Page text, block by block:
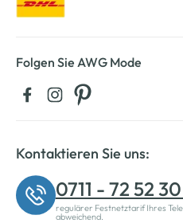
Folgen Sie AWG Mode
Kontaktieren Sie uns:
0711 - 72 52
regulärer Festnetztarif Ihres
abweichend.